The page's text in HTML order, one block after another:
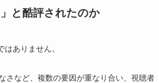
と酷評されたのか
ありません。
さなど、複数の要因が重なり合い、視聴者